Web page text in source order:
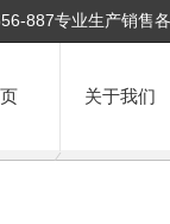
887专业生产销售
关于我们